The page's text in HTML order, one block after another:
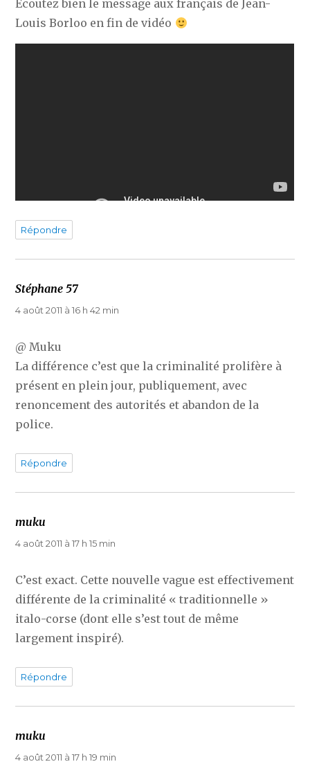
Écoutez bien le message aux français de Jean-
Louis Borloo en fin de vidéo
Répondre
Stéphane 57dit :
4 août 2011 à 16 h 42 min
@ Muku
La différence c’est que la criminalité prolifère à
présent en plein jour, publiquement, avec
renoncement des autorités et abandon de la
police.
Répondre
muku
4 août 2011 à 17 h 15 min
C’est exact. Cette nouvelle vague est effectivement
différente de la criminalité « traditionnelle »
italo-corse (dont elle s’est tout de même
largement inspiré).
Répondre
muku
4 août 2011 à 17 h 19 min